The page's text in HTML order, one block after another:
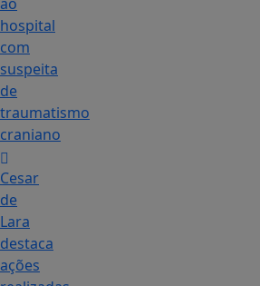
hospital
com
suspeita
de
traumatismo
craniano
Cesar
de
Lara
destaca
ações